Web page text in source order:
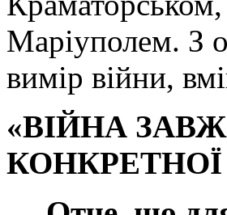
Маріуполем. З
вимір війни,
«ВІЙНА
КОНКРЕТНОЇ